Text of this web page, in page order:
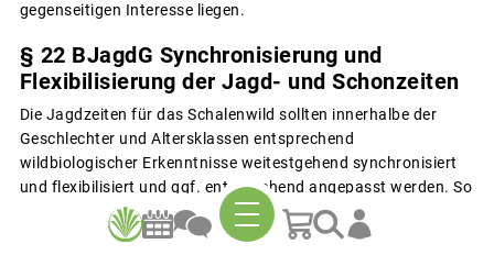
gegenseitigen Interesse liegen.
§ 22 BJagdG Synchronisierung und
Flexibilisierung der Jagd- und Schonzeiten
Die Jagdzeiten für das Schalenwild sollten innerhalbe der
Geschlechter und Altersklassen entsprechend
wildbiologischer Erkenntnisse weitestgehend synchronisiert
und flexibilisiert und ggf. entsprechend angepasst werden. So
sollte beispielsweise die Jagdzeit auf den Rehbock zeitgleich
mit der Jagdzeit auf weibliches Rehwild und Kitze enden.